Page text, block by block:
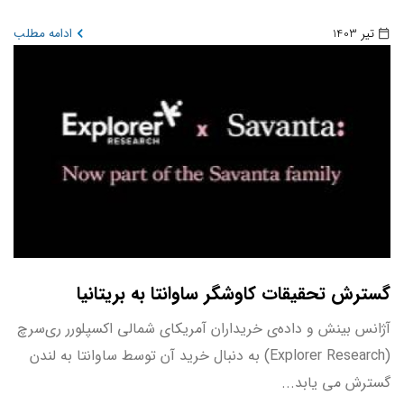
تیر 1403 ادامه مطلب
گسترش تحقیقات کاوشگر ساوانتا به بریتانیا
آژانس بینش و داده‌ی خریداران آمریکای شمالی اکسپلورر ری‌سرچ
(Explorer Research) به دنبال خرید آن توسط ساوانتا به لندن
گسترش می یابد...